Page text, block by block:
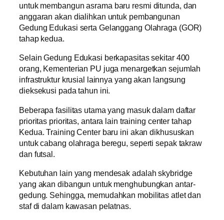
untuk membangun asrama baru resmi ditunda, dan
anggaran akan dialihkan untuk pembangunan
Gedung Edukasi serta Gelanggang Olahraga (GOR)
tahap kedua.
Selain Gedung Edukasi berkapasitas sekitar 400
orang, Kementerian PU juga menargetkan sejumlah
infrastruktur krusial lainnya yang akan langsung
dieksekusi pada tahun ini.
Beberapa fasilitas utama yang masuk dalam daftar
prioritas prioritas, antara lain training center tahap
Kedua. Training Center baru ini akan dikhususkan
untuk cabang olahraga beregu, seperti sepak takraw
dan futsal.
Kebutuhan lain yang mendesak adalah skybridge
yang akan dibangun untuk menghubungkan antar-
gedung. Sehingga, memudahkan mobilitas atlet dan
staf di dalam kawasan pelatnas.